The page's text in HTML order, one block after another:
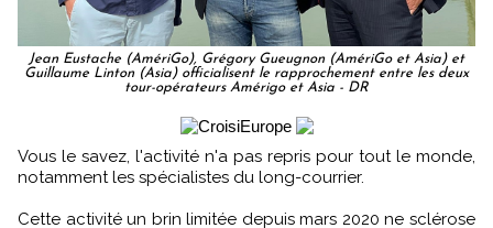
Jean Eustache (AmériGo), Grégory Gueugnon (AmériGo et Asia) et
Guillaume Linton (Asia) officialisent le rapprochement entre les deux
tour-opérateurs Amérigo et Asia - DR
Vous le savez, l'activité n'a pas repris pour tout le monde,
notamment les spécialistes du long-courrier.
Cette activité un brin limitée depuis mars 2020 ne sclérose